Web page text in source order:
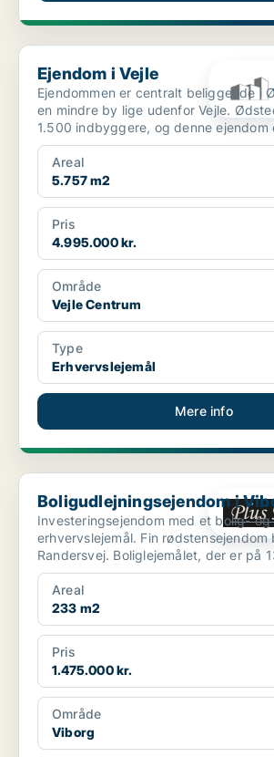
Ejendom i Vejle
Ejendom i Vejle
Ejendommen er centralt beliggende i
en mindre by lige udenfor Vejle.
1.500 indbyggere, og denne ejendom
midt ...
Areal
5.757 m2
Pris
4.995.000 kr.
Område
Vejle Centrum
Type
Erhvervslejemål
Mere info
Boligudlejningsejendom i Viborg
Boligudlejningsejendom i
Investeringsejendom med et bolig- og
erhvervslejemål. Fin rødstensejendom beliggende på
Randersvej. Boliglejemålet, der er på 137 kvm +
kælder, ind...
Areal
233 m2
Pris
1.475.000 kr.
Område
Viborg